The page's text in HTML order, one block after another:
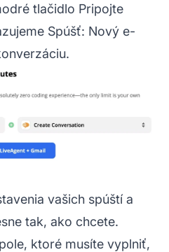
tlačidlo Pripojte
Spúšť: Nový e-
vašich spúští a
tak, ako chcete.
ktoré musíte vyplniť,